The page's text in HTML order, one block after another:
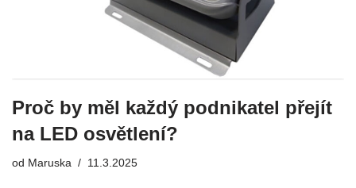
Proč by měl každý podnikatel přejít
na LED osvětlení?
od Maruska 11.3.2025